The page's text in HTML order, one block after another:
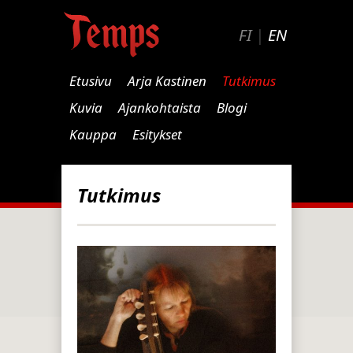
FI| EN
Etusivu Arja Kastinen
Tutkimus
Kuvia
Ajankohtaista
Blogi
Kauppa
Esitykset
Tutkimus